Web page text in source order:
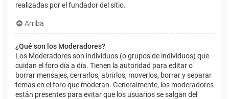
realizadas por el fundador del sitio.
Arriba
¿Qué son los Moderadores?
Los Moderadores son individuos (o grupos de individuos) que
cuidan el foro día a día. Tienen la autoridad para editar o
borrar mensajes, cerrarlos, abrirlos, moverlos, borrar y separar
temas en el foro que moderan. Generalmente, los moderadores
están presentes para evitar que los usuarios se salgan del